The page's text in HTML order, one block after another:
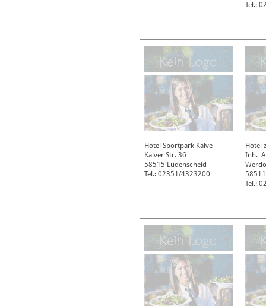
Tel.:
Hotel Sportpark Kalve
Kalver Str. 36
58515 Lüdenscheid
Tel.: 02351/4323200
Hotel
Inh.
58511
Tel.: